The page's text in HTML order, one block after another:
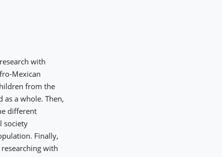
with
Mexican
from the
as a whole. Then,
different
society
Finally,
with